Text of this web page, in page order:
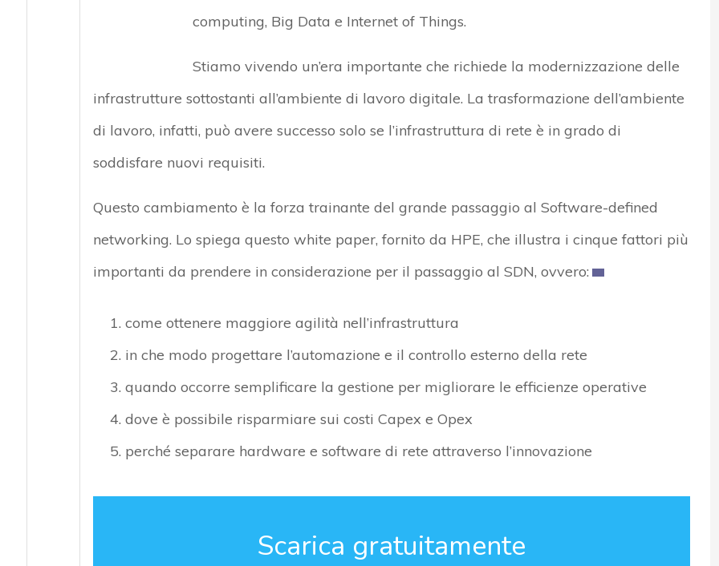
computing, Big Data e Internet of Things.
Stiamo vivendo un’era importante che richiede la modernizzazione delle
infrastrutture sottostanti all’ambiente di lavoro digitale. La trasformazione dell’ambiente
di lavoro, infatti, può avere successo solo se l’infrastruttura di rete è in grado di
soddisfare nuovi requisiti.
Questo cambiamento è la forza trainante del grande passaggio al Software-defined
networking. Lo spiega questo white paper, fornito da HPE, che illustra i cinque fattori più
importanti da prendere in considerazione per il passaggio al SDN, ovvero:
come ottenere maggiore agilità nell’infrastruttura
in che modo progettare l’automazione e il controllo esterno della rete
quando occorre semplificare la gestione per migliorare le efficienze operative
dove è possibile risparmiare sui costi Capex e Opex
perché separare hardware e software di rete attraverso l’innovazione
Scarica gratuitamente